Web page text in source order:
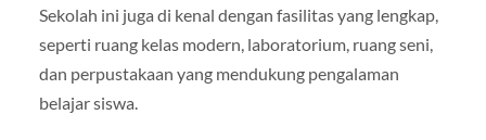
Sekolah ini juga di kenal dengan fasilitas yang lengkap,
seperti ruang kelas modern, laboratorium, ruang seni,
dan perpustakaan yang mendukung pengalaman
belajar siswa.